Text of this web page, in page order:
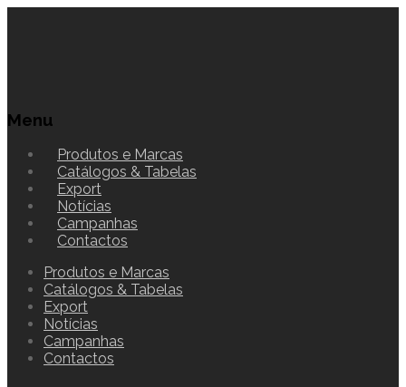
Menu
Produtos e Marcas
Catálogos & Tabelas
Export
Notícias
Campanhas
Contactos
Produtos e Marcas
Catálogos & Tabelas
Export
Notícias
Campanhas
Contactos